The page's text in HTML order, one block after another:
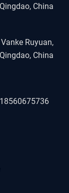
China
Ruyuan,
China